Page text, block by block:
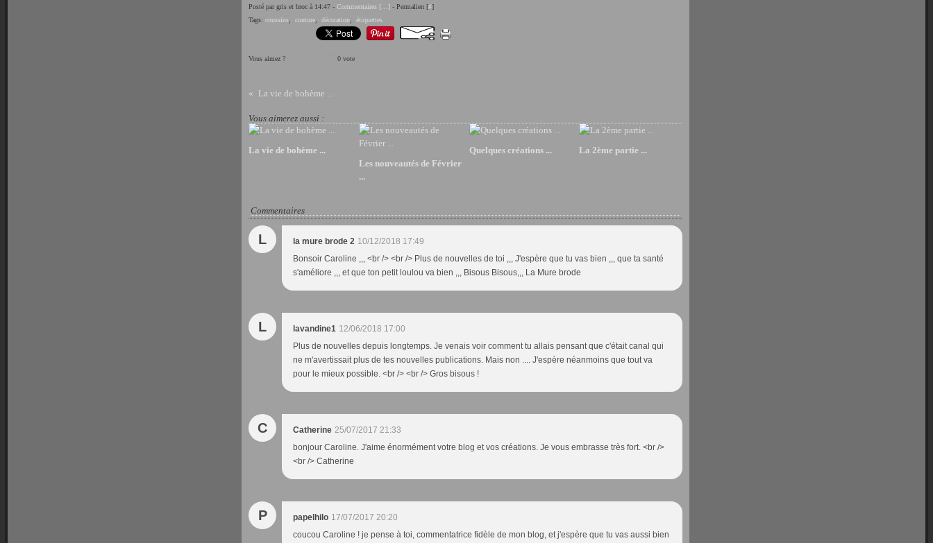
Posté par gris et broc à 14:47 -Commentaires [ ] - Permalien [#]
Tags:coussins ,couture ,décoration ,étiquettes
Vous aimez ? 0 vote
La vie de bohème ...
Vous aimerez aussi :
La vie de bohème ...
Les nouveautés de Février
...
Quelques créations ... La 2ème partie ...
Commentaires
L la mure brode 2 10/12/2018 17:49
Bonsoir Caroline ,,, <br /> <br /> Plus de nouvelles de toi ,,, J'espère que tu vas bien ,,, que ta santé
s'améliore ,,, et que ton petit loulou va bien ,,, Bisous Bisous,,, La Mure brode
L lavandine1 12/06/2018 17:00
Plus de nouvelles depuis longtemps. Je venais voir comment tu allais pensant que c'était canal qui
ne m'avertissait plus de tes nouvelles publications. Mais non .... J'espère néanmoins que tout va
pour le mieux possible. <br /> <br /> Gros bisous !
C Catherine 25/07/2017 21:33
bonjour Caroline. J'aime énormément votre blog et vos créations. Je vous embrasse très fort. <br />
<br /> Catherine
P papelhilo 17/07/2017 20:20
coucou Caroline ! je pense à toi, commentatrice fidèle de mon blog, et j'espère que tu vas aussi bien